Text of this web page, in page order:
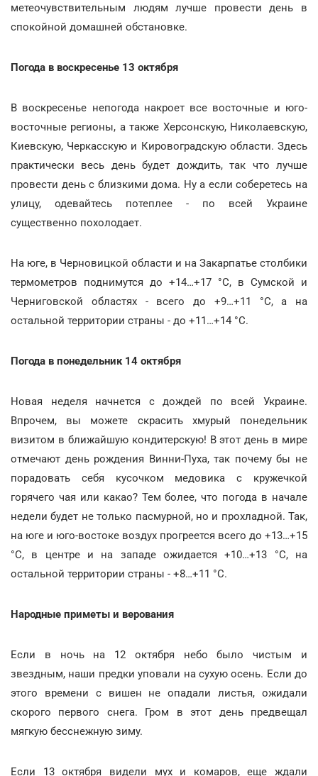
метеочувствительным людям лучше провести день в
спокойной домашней обстановке.
Погода в воскресенье 13 октября
В воскресенье непогода накроет все восточные и юго-
восточные регионы, а также Херсонскую, Николаевскую,
Киевскую, Черкасскую и Кировоградскую области. Здесь
практически весь день будет дождить, так что лучше
провести день с близкими дома. Ну а если соберетесь на
улицу, одевайтесь потеплее - по всей Украине
существенно похолодает.
На юге, в Черновицкой области и на Закарпатье столбики
термометров поднимутся до +14…+17 °С, в Сумской и
Черниговской областях - всего до +9…+11 °С, а на
остальной территории страны - до +11…+14 °С.
Погода в понедельник 14 октября
Новая неделя начнется с дождей по всей Украине.
Впрочем, вы можете скрасить хмурый понедельник
визитом в ближайшую кондитерскую! В этот день в мире
отмечают день рождения Винни-Пуха, так почему бы не
порадовать себя кусочком медовика с кружечкой
горячего чая или какао? Тем более, что погода в начале
недели будет не только пасмурной, но и прохладной. Так,
на юге и юго-востоке воздух прогреется всего до +13…+15
°С, в центре и на западе ожидается +10…+13 °С, на
остальной территории страны - +8…+11 °С.
Народные приметы и верования
Если в ночь на 12 октября небо было чистым и
звездным, наши предки уповали на сухую осень. Если до
этого времени с вишен не опадали листья, ожидали
скорого первого снега. Гром в этот день предвещал
мягкую бесснежную зиму.
Если 13 октября видели мух и комаров, еще ждали